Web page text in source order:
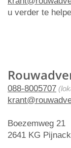
088-8005707
Boezemweg 21
2641 KG
u verder te